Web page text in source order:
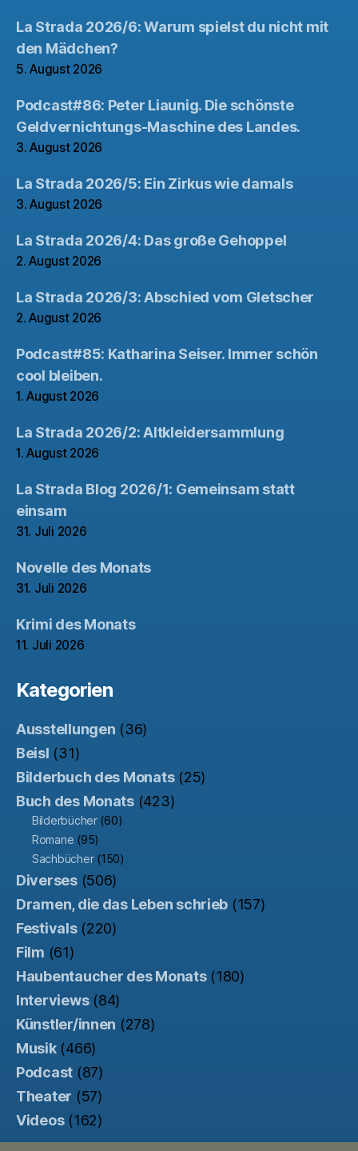
La Strada 2026/6: Warum spielst du nicht mit
den Mädchen?
5. August 2026
Podcast#86: Peter Liaunig. Die schönste
Geldvernichtungs-Maschine des Landes.
3. August 2026
La Strada 2026/5: Ein Zirkus wie damals
3. August 2026
La Strada 2026/4: Das große Gehoppel
2. August 2026
La Strada 2026/3: Abschied vom Gletscher
2. August 2026
Podcast#85: Katharina Seiser. Immer schön
cool bleiben.
1. August 2026
La Strada 2026/2: Altkleidersammlung
1. August 2026
La Strada Blog 2026/1: Gemeinsam statt
einsam
31. Juli 2026
Novelle des Monats
31. Juli 2026
Krimi des Monats
11. Juli 2026
Kategorien
Ausstellungen (36)
Beisl (31)
Bilderbuch des Monats(25)
Buch des Monats(423)
Bilderbücher(60)
Romane (95)
Sachbücher(150)
Diverses(506)
Dramen, die das Leben schrieb (157)
Festivals(220)
Film (61)
Haubentaucher des Monats(180)
Interviews(84)
Künstler/innen (278)
Musik(466)
Podcast (87)
Theater (57)
Videos(162)